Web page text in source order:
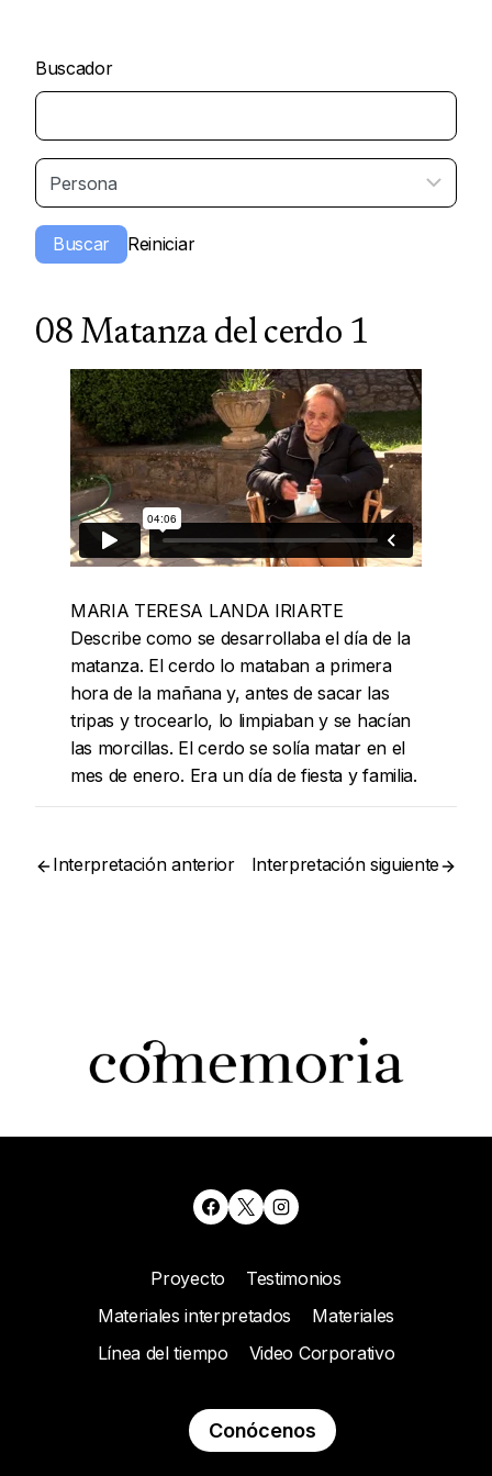
Buscador
08 Matanza del cerdo 1
MARIA TERESA LANDA IRIARTE
Describe como se desarrollaba el día de la
matanza. El cerdo lo mataban a primera
hora de la mañana y, antes de sacar las
tripas y trocearlo, lo limpiaban y se hacían
las morcillas. El cerdo se solía matar en el
mes de enero. Era un día de fiesta y familia.
Interpretación anterior Interpretación siguiente
Proyecto
Testimonios
Materiales interpretados
Materiales
Línea del tiempo
Video Corporativo
Conócenos